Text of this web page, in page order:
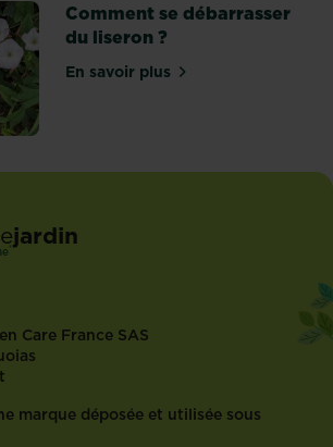
Comment se débarrasser
du liseron ?
En savoir plussur Comment se
jardin
®
Care France SAS
marque déposée et utilisée sous